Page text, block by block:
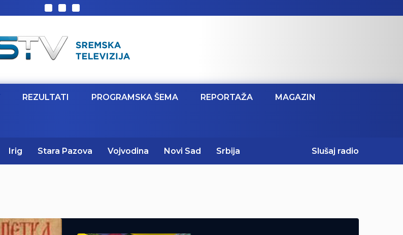
REZULTATI PROGRAMSKA ŠEMA REPORTAŽA MAGAZIN
Irig Stara Pazova Vojvodina Novi Sad Srbija Slušaj radio